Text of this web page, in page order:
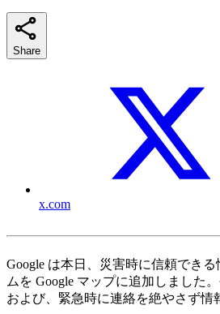
Share
x.com
Google は本日、災害時に信頼でき
ムを Google マップに追加しました
および、緊急時に連絡を絶やさず情